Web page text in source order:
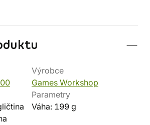
Výrobce
Games Workshop
Parametry
Váha: 199 g